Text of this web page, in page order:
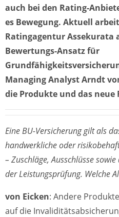
auch bei den Rating-
es Bewegung. Aktuell
Ratingagentur Assekurata
Bewertungs-Ansatz für
Managing Analyst Arndt
die Produkte und das neue
Eine BU-Versicherung gilt als
handwerkliche oder
– Zuschläge, Ausschlüsse
der Leistungsprüfung. Welche
von Eicken: Andere
auf die